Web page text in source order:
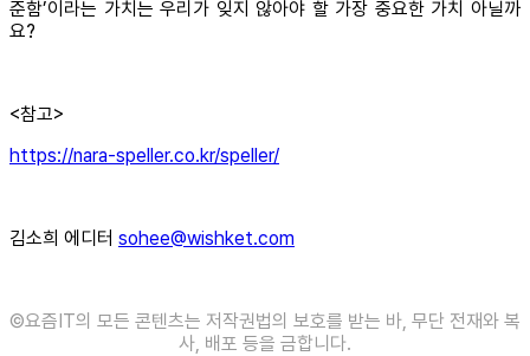
준함’이라는 가치는 우리가 잊지 않아야 할 가장 중요한 가치 아닐까
요?
<참고>
https://nara-speller.co.kr/speller/
김소희 에디터 sohee@wishket.com
©️요즘IT의 모든 콘텐츠는 저작권법의 보호를 받는 바, 무단 전재와 복
사, 배포 등을 금합니다.